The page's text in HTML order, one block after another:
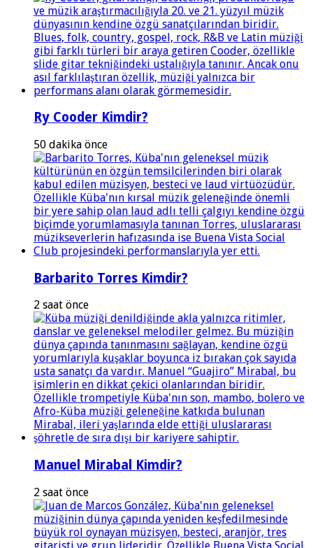
Ry Cooder Kimdir?
50 dakika önce
Barbarito Torres Kimdir?
2 saat önce
Manuel Mirabal Kimdir?
2 saat önce